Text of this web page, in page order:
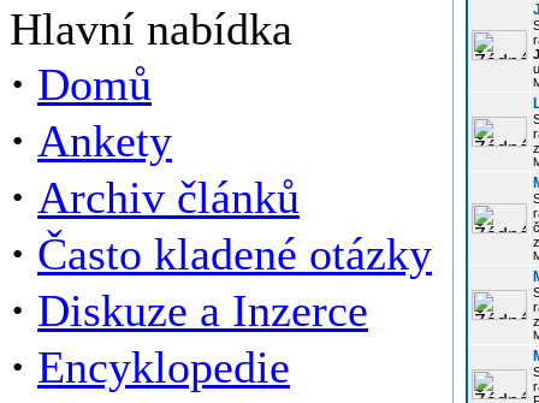
Hlavní nabídka
· Domů
· Ankety
· Archiv článků
· Často kladené otázky
· Diskuze a Inzerce
· Encyklopedie